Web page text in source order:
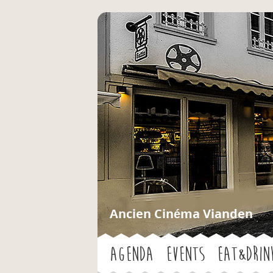
Ancien Cinéma Vianden
Agenda Events